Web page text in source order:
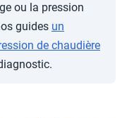
ou la pression
guides un
de chaudière